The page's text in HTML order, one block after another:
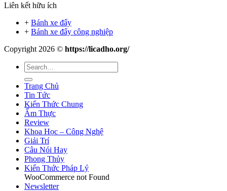
Liên kết hữu ích
+ Bánh xe đẩy
+ Bánh xe đẩy công nghiệp
Copyright 2026 © https://licadho.org/
Trang Chủ
Tin Tức
Kiến Thức Chung
Ẩm Thực
Review
Khoa Học – Công Nghệ
Giải Trí
Câu Nói Hay
Phong Thủy
Kiến Thức Pháp Lý
WooCommerce not Found
Newsletter